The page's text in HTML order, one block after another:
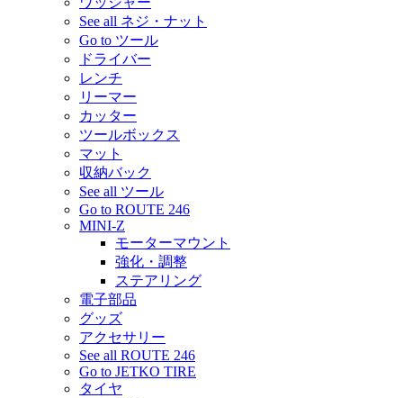
See all ネジ・ナット
Go to ツール
ドライバー
レンチ
リーマー
カッター
ツールボックス
マット
収納バック
See all ツール
Go to ROUTE 246
MINI-Z
モーターマウント
強化・調整
ステアリング
電子部品
グッズ
アクセサリー
See all ROUTE 246
Go to JETKO TIRE
タイヤ